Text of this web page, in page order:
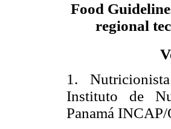
Food
regional
1.
Instituto de
Panamá